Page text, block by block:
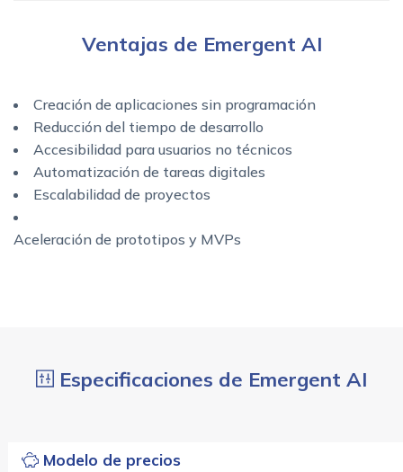
Ventajas de Emergent AI
Creación de aplicaciones sin programación
Reducción del tiempo de desarrollo
Accesibilidad para usuarios no técnicos
Automatización de tareas digitales
Escalabilidad de proyectos
Aceleración de prototipos y MVPs
Especificaciones de Emergent AI
Modelo de precios